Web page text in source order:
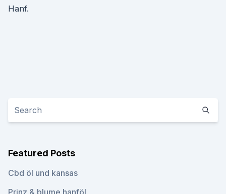
Hanf.
Featured Posts
Cbd öl und kansas
Prinz & blume hanföl